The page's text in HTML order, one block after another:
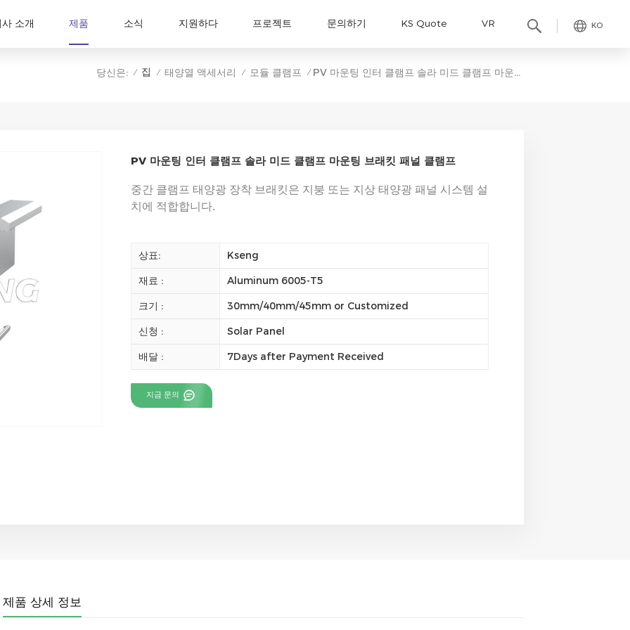
KO
소개 제품 소식 지원하다 프로젝트 문의하기 KS Quote VR
당신은: / 집 / 태양열 액세서리 / 모듈 클램프 / PV 마운팅 인터 클램프 솔라 미드 클램프 마운팅 브래킷 패널 클램프
PV 마운팅 인터 클램프 솔라 미드 클램프 마운팅 브래킷 패널 클램프
중간 클램프 태양광 장착 브래킷은 지붕 또는 지상 태양광 패널 시스템 설
치에 적합합니다.
상표:
Kseng
재료 :
Aluminum 6005-T5
크기 :
30mm/40mm/45mm or Customized
신청 :
Solar Panel
배달 :
7Days after Payment Received
지금 문의
제품 상세 정보